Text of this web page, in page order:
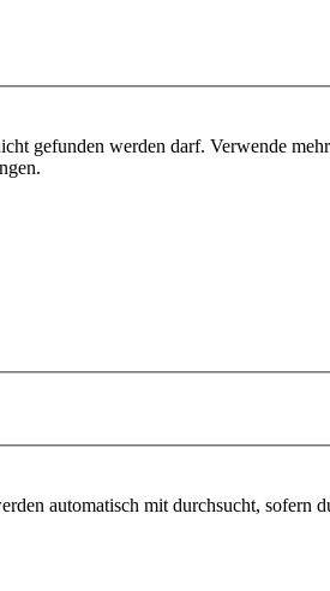
gefunden werden darf. Verwende
automatisch mit durchsucht, sofern